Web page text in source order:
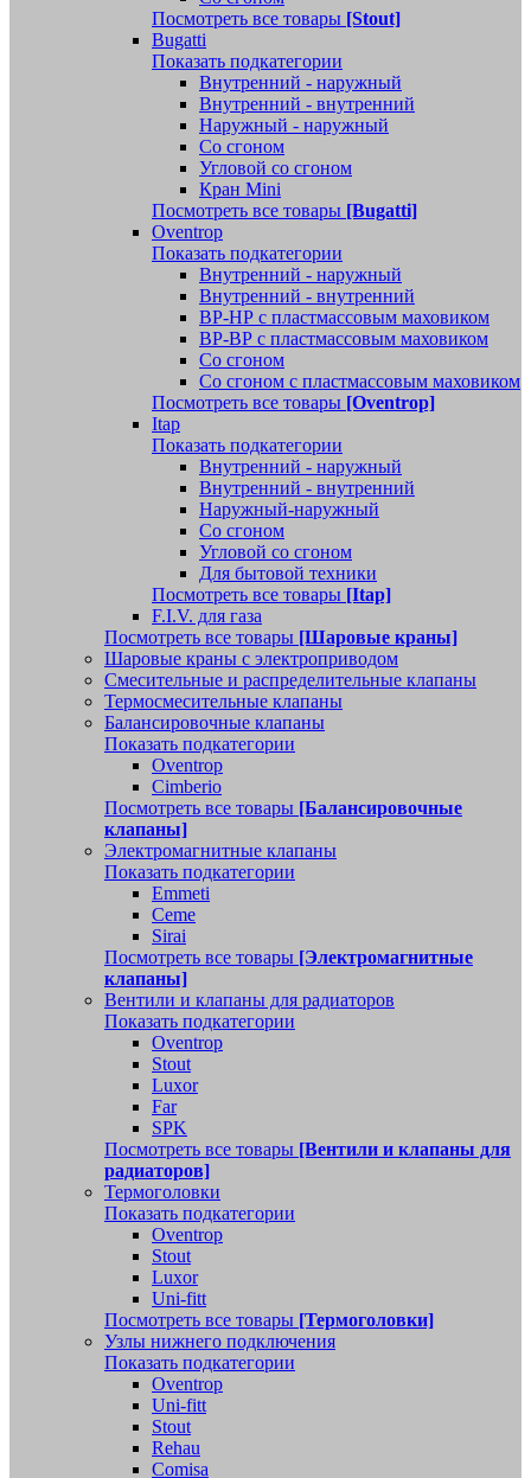
Посмотреть все товары [Stout]
Bugatti
Показать подкатегории
Внутренний - наружный
Внутренний - внутренний
Наружный - наружный
Со сгоном
Угловой со сгоном
Кран Mini
Посмотреть все товары [Bugatti]
Oventrop
Показать подкатегории
Внутренний - наружный
Внутренний - внутренний
ВР-НР с пластмассовым маховиком
ВР-ВР с пластмассовым маховиком
Со сгоном
Со сгоном с пластмассовым маховиком
Посмотреть все товары [Oventrop]
Itap
Показать подкатегории
Внутренний - наружный
Внутренний - внутренний
Наружный-наружный
Со сгоном
Угловой со сгоном
Для бытовой техники
Посмотреть все товары [Itap]
F.I.V. для газа
Посмотреть все товары [Шаровые краны]
Шаровые краны с электроприводом
Смесительные и распределительные клапаны
Термосмесительные клапаны
Балансировочные клапаны
Показать подкатегории
Oventrop
Cimberio
Посмотреть все товары [Балансировочные
клапаны]
Электромагнитные клапаны
Показать подкатегории
Emmeti
Ceme
Sirai
Посмотреть все товары [Электромагнитные
клапаны]
Вентили и клапаны для радиаторов
Показать подкатегории
Oventrop
Stout
Luxor
Far
SPK
Посмотреть все товары [Вентили и клапаны для
радиаторов]
Термоголовки
Показать подкатегории
Oventrop
Stout
Luxor
Uni-fitt
Посмотреть все товары [Термоголовки]
Узлы нижнего подключения
Показать подкатегории
Oventrop
Uni-fitt
Stout
Rehau
Comisa